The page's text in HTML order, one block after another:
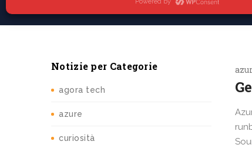
Assistenza
Notizie per Categorie
agora tech
azure
curiosità